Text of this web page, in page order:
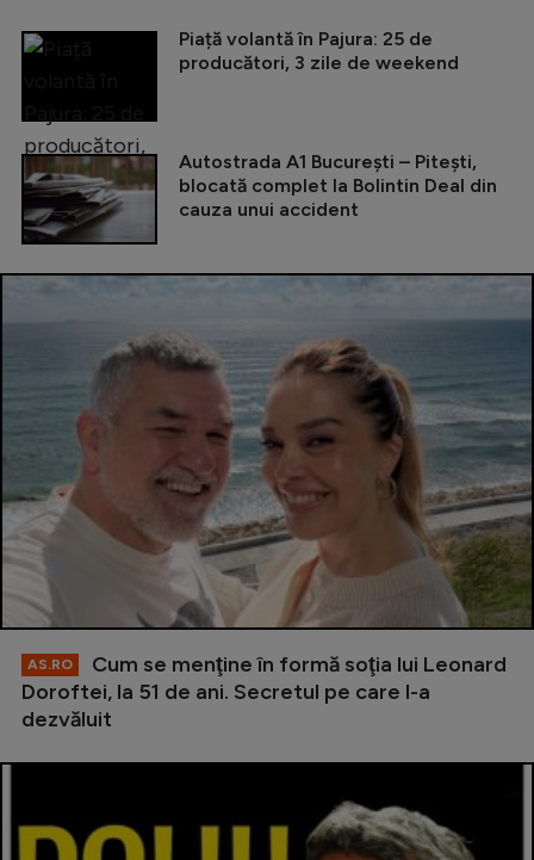
Piață volantă în Pajura: 25 de
producători, 3 zile de weekend
Autostrada A1 București – Pitești,
blocată complet la Bolintin Deal din
cauza unui accident
AS.RO
Cum se menţine în formă soţia lui Leonard
Doroftei, la 51 de ani. Secretul pe care l-a
dezvăluit